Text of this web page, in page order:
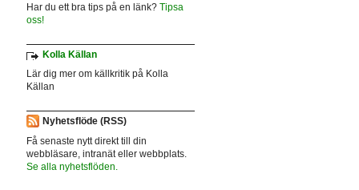
Har du ett bra tips på en länk? Tipsa
oss!
Kolla Källan
Lär dig mer om källkritik på Kolla
Källan
Nyhetsflöde (RSS)
Få senaste nytt direkt till din
webbläsare, intranät eller webbplats.
Se alla nyhetsflöden.